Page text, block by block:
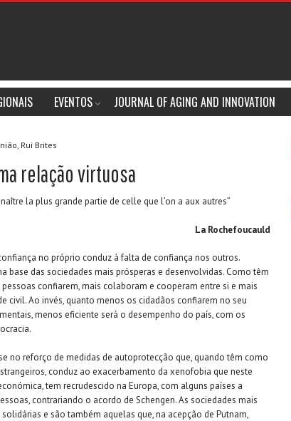
EVENTOS JOURNAL OF AGING AND INNOVATION
Rui Brites
relação virtuosa
la plus grande partie de celle que l’on a aux autres”
La Rochefoucauld
no próprio conduz à falta de confiança nos outros.
base das sociedades mais prósperas e desenvolvidas. Como têm
confiarem, mais colaboram e cooperam entre si e mais
civil. Ao invés, quanto menos os cidadãos confiarem no seu
menos eficiente será o desempenho do país, com os
no reforço de medidas de autoprotecção que, quando têm como
conduz ao exacerbamento da xenofobia que neste
tem recrudescido na Europa, com alguns países a
contrariando o acordo de Schengen. As sociedades mais
e são também aquelas que, na acepção de Putnam,